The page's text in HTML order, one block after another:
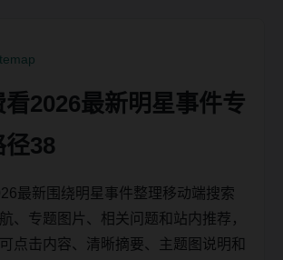
看2026最新明星事件专
38
最新围绕明星事件整理移动端搜索
、专题图片、相关问题和站内推荐，
点击内容、清晰摘要、主题图说明和